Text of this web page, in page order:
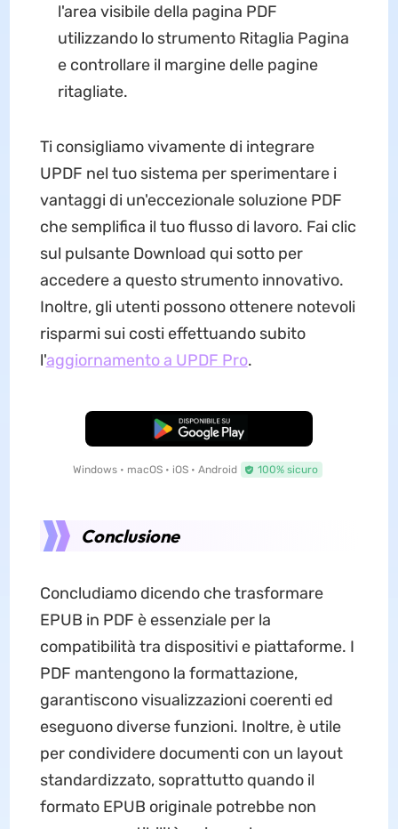
l'area visibile della pagina PDF
utilizzando lo strumento Ritaglia Pagina
e controllare il margine delle pagine
ritagliate.
Ti consigliamo vivamente di integrare
UPDF nel tuo sistema per sperimentare i
vantaggi di un'eccezionale soluzione PDF
che semplifica il tuo flusso di lavoro. Fai clic
sul pulsante Download qui sotto per
accedere a questo strumento innovativo.
Inoltre, gli utenti possono ottenere notevoli
risparmi sui costi effettuando subito
l'aggiornamento a UPDF Pro.
Download Gratis
Windows • macOS • iOS • Android 100% sicuro
Conclusione
Concludiamo dicendo che trasformare
EPUB in PDF è essenziale per la
compatibilità tra dispositivi e piattaforme. I
PDF mantengono la formattazione,
garantiscono visualizzazioni coerenti ed
eseguono diverse funzioni. Inoltre, è utile
per condividere documenti con un layout
standardizzato, soprattutto quando il
formato EPUB originale potrebbe non